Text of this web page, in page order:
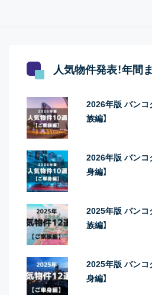
人気物件発表！年間
2026年版 バンコ
族編】
2026年版 バンコ
身編】
2025年版 バンコ
族編】
2025年版 バンコ
身編】